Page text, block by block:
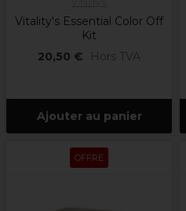
Vitality's Essential Color Off
Kit
20,50 €
Hors TVA
Ajouter au panier
OFFRE